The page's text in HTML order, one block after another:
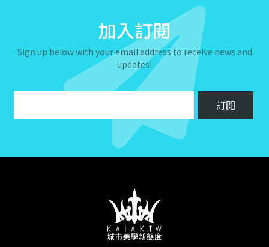
加入訂閱
Sign up below with your email address to receive news and
updates!